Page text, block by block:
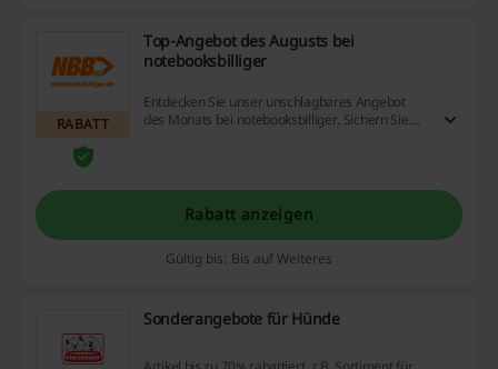
RABATT
Top-Angebot des Augusts bei
notebooksbilliger
Entdecken Sie unser unschlagbares Angebot
des Monats bei notebooksbilliger. Sichern Sie
Rabatt anzeigen
Gültig bis: Bis auf Weiteres
Sonderangebote für Hünde